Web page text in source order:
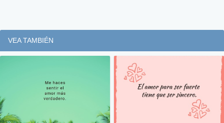
VEA TAMBIÉN